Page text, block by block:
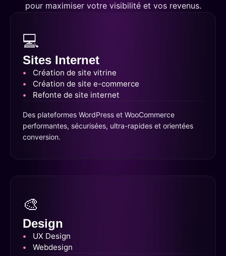
pour maximiser votre visibilité et vos revenus.
💻
Sites Internet
Création de site vitrine
Création de site e-commerce
Refonte de site internet
Des plateformes WordPress et WooCommerce
performantes, sécurisées, ultra-rapides et orientées
conversion.
🎨
Design
UX Design
Webdesign